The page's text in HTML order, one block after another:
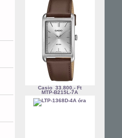
Casio 33.800,- Ft
MTP-B215L-7A